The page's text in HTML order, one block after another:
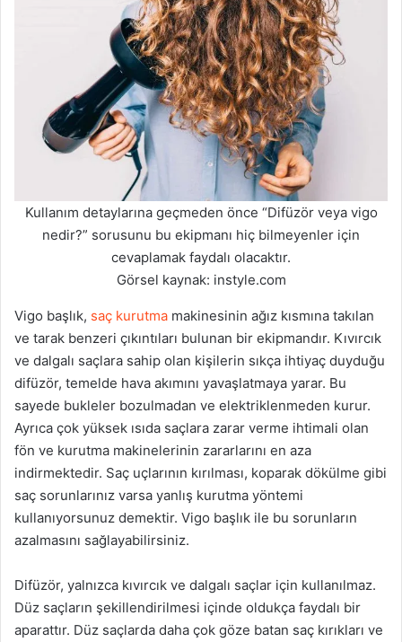
Kullanım detaylarına geçmeden önce “Difüzör veya vigo
nedir?” sorusunu bu ekipmanı hiç bilmeyenler için
cevaplamak faydalı olacaktır.
Görsel kaynak: instyle.com
Vigo başlık, saç kurutma makinesinin ağız kısmına takılan
ve tarak benzeri çıkıntıları bulunan bir ekipmandır. Kıvırcık
ve dalgalı saçlara sahip olan kişilerin sıkça ihtiyaç duyduğu
difüzör, temelde hava akımını yavaşlatmaya yarar. Bu
sayede bukleler bozulmadan ve elektriklenmeden kurur.
Ayrıca çok yüksek ısıda saçlara zarar verme ihtimali olan
fön ve kurutma makinelerinin zararlarını en aza
indirmektedir. Saç uçlarının kırılması, koparak dökülme gibi
saç sorunlarınız varsa yanlış kurutma yöntemi
kullanıyorsunuz demektir. Vigo başlık ile bu sorunların
azalmasını sağlayabilirsiniz.
Difüzör, yalnızca kıvırcık ve dalgalı saçlar için kullanılmaz.
Düz saçların şekillendirilmesi içinde oldukça faydalı bir
aparattır. Düz saçlarda daha çok göze batan saç kırıkları ve